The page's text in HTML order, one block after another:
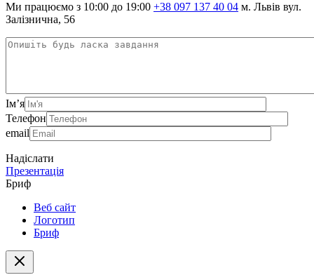
Ми працюємо з 10:00 до 19:00 +38 097 137 40 04 м. Львів вул.
Залізнична, 56
Ім’я
Телефон
email
Надіслати
Презентація
Бриф
Веб сайт
Логотип
Бриф